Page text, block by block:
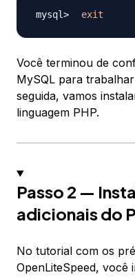
exit
Você terminou de
MySQL para
seguida, vamos
linguagem PHP.
Passo 2 —
adicionais do
No tutorial com os
OpenLiteSpeed, você